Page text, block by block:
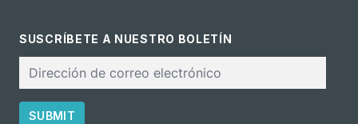
SUSCRÍBETE A NUESTRO BOLETÍN
electrónico
SUBMIT